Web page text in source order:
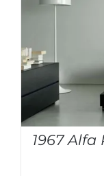
1967 Alfa